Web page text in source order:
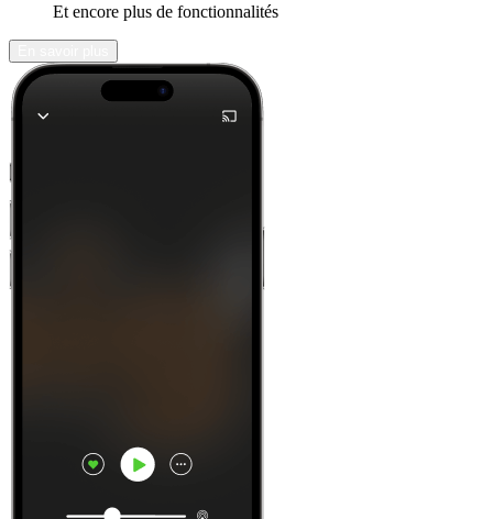
Et encore plus de fonctionnalités